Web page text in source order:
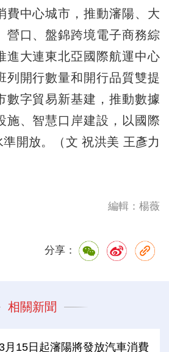
費中心城市，推動瀋陽、大
營口、盤錦跨境電子商務綜
進大連東北亞國際航運中心
列開行數量和開行品質雙提
數字貿易新基建，推動數據
施、智慧口岸建設，以國際
開放。（文 祝洪美 王彥力
編輯：楊薇
分享：
相關新聞
月15日起瀋陽將發放汽車消費